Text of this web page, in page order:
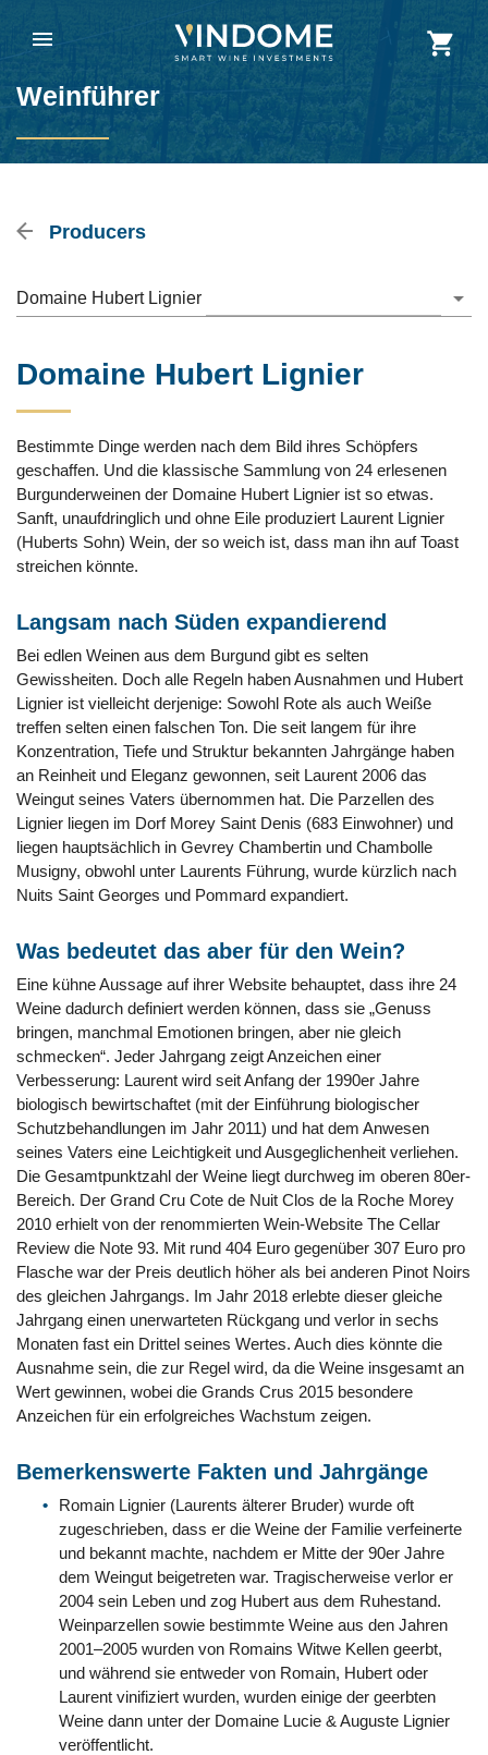
Weinführer
Producers
Domaine Hubert Lignier
Domaine Hubert Lignier
Bestimmte Dinge werden nach dem Bild ihres Schöpfers
geschaffen. Und die klassische Sammlung von 24 erlesenen
Burgunderweinen der Domaine Hubert Lignier ist so etwas.
Sanft, unaufdringlich und ohne Eile produziert Laurent Lignier
(Huberts Sohn) Wein, der so weich ist, dass man ihn auf Toast
streichen könnte.
Langsam nach Süden expandierend
Bei edlen Weinen aus dem Burgund gibt es selten
Gewissheiten. Doch alle Regeln haben Ausnahmen und Hubert
Lignier ist vielleicht derjenige: Sowohl Rote als auch Weiße
treffen selten einen falschen Ton. Die seit langem für ihre
Konzentration, Tiefe und Struktur bekannten Jahrgänge haben
an Reinheit und Eleganz gewonnen, seit Laurent 2006 das
Weingut seines Vaters übernommen hat. Die Parzellen des
Lignier liegen im Dorf Morey Saint Denis (683 Einwohner) und
liegen hauptsächlich in Gevrey Chambertin und Chambolle
Musigny, obwohl unter Laurents Führung, wurde kürzlich nach
Nuits Saint Georges und Pommard expandiert.
Was bedeutet das aber für den Wein?
Eine kühne Aussage auf ihrer Website behauptet, dass ihre 24
Weine dadurch definiert werden können, dass sie „Genuss
bringen, manchmal Emotionen bringen, aber nie gleich
schmecken“. Jeder Jahrgang zeigt Anzeichen einer
Verbesserung: Laurent wird seit Anfang der 1990er Jahre
biologisch bewirtschaftet (mit der Einführung biologischer
Schutzbehandlungen im Jahr 2011) und hat dem Anwesen
seines Vaters eine Leichtigkeit und Ausgeglichenheit verliehen.
Die Gesamtpunktzahl der Weine liegt durchweg im oberen 80er-
Bereich. Der Grand Cru Cote de Nuit Clos de la Roche Morey
2010 erhielt von der renommierten Wein-Website The Cellar
Review die Note 93. Mit rund 404 Euro gegenüber 307 Euro pro
Flasche war der Preis deutlich höher als bei anderen Pinot Noirs
des gleichen Jahrgangs. Im Jahr 2018 erlebte dieser gleiche
Jahrgang einen unerwarteten Rückgang und verlor in sechs
Monaten fast ein Drittel seines Wertes. Auch dies könnte die
Ausnahme sein, die zur Regel wird, da die Weine insgesamt an
Wert gewinnen, wobei die Grands Crus 2015 besondere
Anzeichen für ein erfolgreiches Wachstum zeigen.
Bemerkenswerte Fakten und Jahrgänge
Romain Lignier (Laurents älterer Bruder) wurde oft
zugeschrieben, dass er die Weine der Familie verfeinerte
und bekannt machte, nachdem er Mitte der 90er Jahre
dem Weingut beigetreten war. Tragischerweise verlor er
2004 sein Leben und zog Hubert aus dem Ruhestand.
Weinparzellen sowie bestimmte Weine aus den Jahren
2001–2005 wurden von Romains Witwe Kellen geerbt,
und während sie entweder von Romain, Hubert oder
Laurent vinifiziert wurden, wurden einige der geerbten
Weine dann unter der Domaine Lucie & Auguste Lignier
veröffentlicht.